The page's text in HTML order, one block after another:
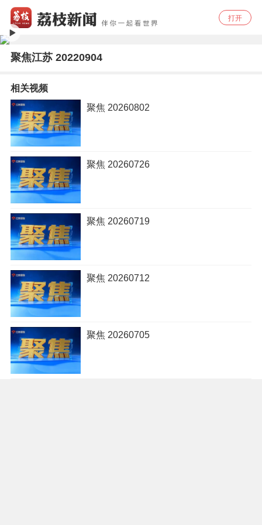
打开
聚焦江苏 20220904
相关视频
聚焦 20260802
聚焦 20260726
聚焦 20260719
聚焦 20260712
聚焦 20260705